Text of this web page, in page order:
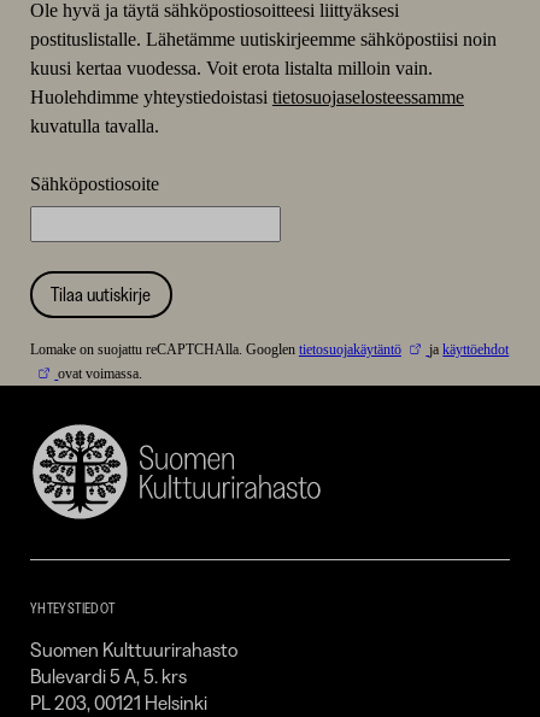
Ole hyvä ja täytä sähköpostiosoitteesi liittyäksesi
postituslistalle. Lähetämme uutiskirjeemme sähköpostiisi noin
kuusi kertaa vuodessa. Voit erota listalta milloin vain.
Huolehdimme yhteystiedoistasi tietosuojaselosteessamme
kuvatulla tavalla.
Sähköpostiosoite
Tilaa uutiskirje
Lomake on suojattu reCAPTCHAlla. Googlen tietosuojakäytäntö jakäyttöehdot
ovat voimassa.
Suomen
Kulttuurirahasto
YHTEYSTIEDOT
Suomen Kulttuurirahasto
Bulevardi 5 A, 5. krs
PL 203, 00121 Helsinki